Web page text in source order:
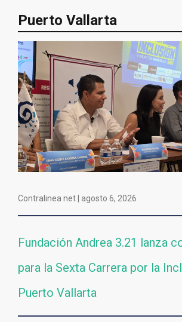
Puerto Vallarta
Contralinea net | agosto 6, 2026
Fundación Andrea 3.21 lanza
para la Sexta Carrera por la
Puerto Vallarta